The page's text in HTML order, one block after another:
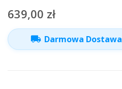
639,00 zł
local_shipping Darmowa Dostawa